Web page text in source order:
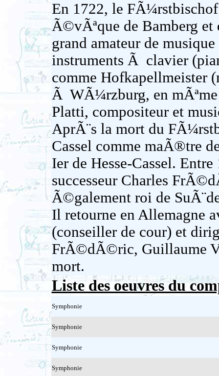
En 1722, le
Ã©vÃªque de Bamberg
grand amateur de
instruments Ã clavier
comme Hofkapellmeister
Ã WÃ¼rzburg, en
Platti, compositeur et
AprÃ¨s la mort du
Cassel comme maÃ®tre
Ier de Hesse-Cassel.
successeur Charles
Ã©galement roi de
Il retourne en Allemagne
(conseiller de cour) et
FrÃ©dÃ©ric, Guillaume
mort.
Liste des oeuvres du
Symphonie
Symphonie
Symphonie
Symphonie